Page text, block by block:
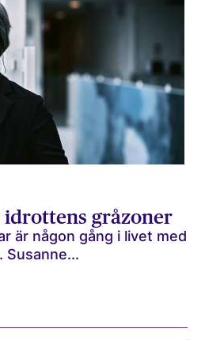
gråzoner
är någon gång i livet med
Susanne...